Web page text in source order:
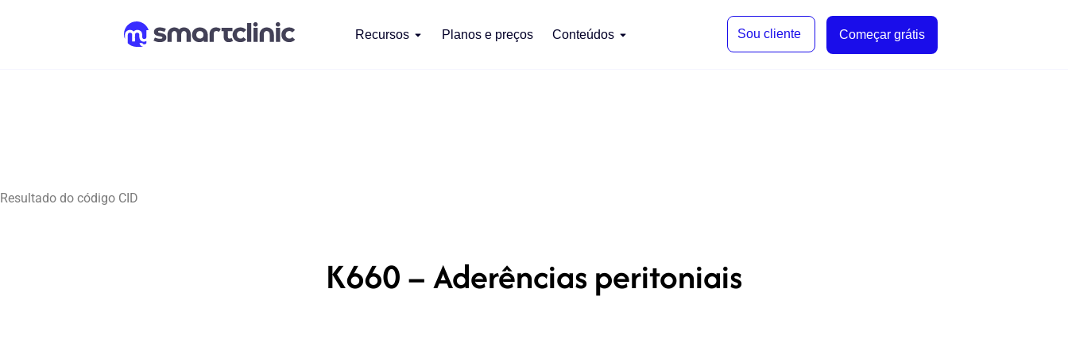
Recursos Planos e preços Conteúdos Sou cliente Começar grátis
Resultado do código CID
K660 – Aderências peritoniais